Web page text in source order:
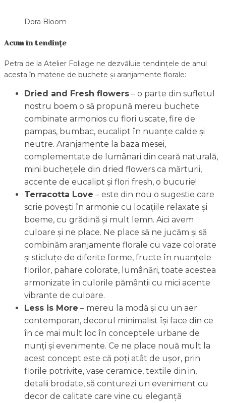
Dora Bloom
Acum în tendințe
Petra de la Atelier Foliage ne dezvăluie tendințele de anul
acesta în materie de buchete și aranjamente florale:
Dried and Fresh flowers – o parte din sufletul
nostru boem o să propună mereu buchete
combinate armonios cu flori uscate, fire de
pampas, bumbac, eucalipt în nuanțe calde și
neutre. Aranjamente la baza mesei,
complementate de lumânari din ceară naturală,
mini buchețele din dried flowers ca mărturii,
accente de eucalipt și flori fresh, o bucurie!
Terracotta Love – este din nou o sugestie care
scrie povești în armonie cu locațiile relaxate și
boeme, cu grădină și mult lemn. Aici avem
culoare și ne place. Ne place să ne jucăm și să
combinăm aranjamente florale cu vaze colorate
și sticluțe de diferite forme, fructe în nuanțele
florilor, pahare colorate, lumânări, toate acestea
armonizate în culorile pământii cu mici acente
vibrante de culoare.
Less is More – mereu la modă și cu un aer
contemporan, decorul minimalist își face din ce
în ce mai mult loc în conceptele urbane de
nunți și evenimente. Ce ne place nouă mult la
acest concept este că poți atât de ușor, prin
florile potrivite, vase ceramice, textile din in,
detalii brodate, să conturezi un eveniment cu
decor de calitate care vine cu eleganță